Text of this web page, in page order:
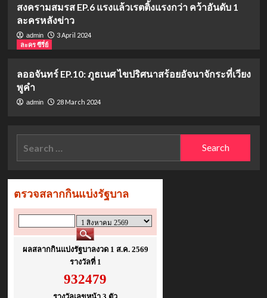
สงครามสมรส EP.6 แรงแล้วเรตติ้งแรงกว่า คว้าอันดับ 1
ละครหลังข่าว
admin
3 April 2024
ละคร ซีรี่ย์
ลออจันทร์ EP.10: ภูธเนศ ไขปริศนาสร้อยอัจนาจักระที่เวียง
พูคำ
admin 28 March 2024